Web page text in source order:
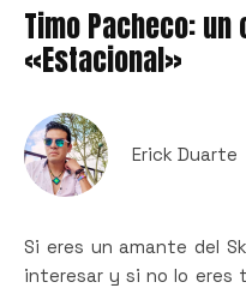
Timo Pacheco:
«Estacional»
Erick Duarte
Si eres un amante del
interesar y si no lo eres